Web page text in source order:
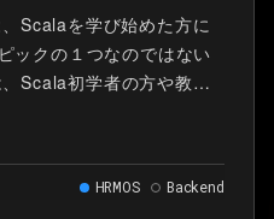
Scalaを学び始めた方に
ックの１つなのではない
Scala初学者の方や教育
る関数合成を「線路」の
明するアプローチを紹介
HRMOS Backend